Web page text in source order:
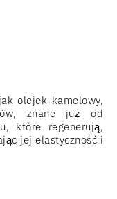
olejek kamelowy,
znane już od
które regenerują,
jej elastyczność i